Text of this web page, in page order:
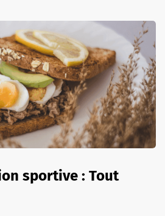
sportive : Tout